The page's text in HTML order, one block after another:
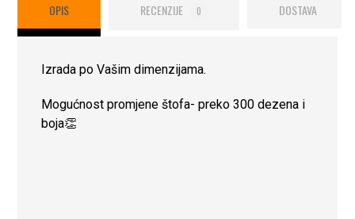
OPIS RECENZIJE 0 DOSTAVA
Izrada po Vašim dimenzijama.
Mogućnost promjene štofa- preko 300 dezena i
boja👏